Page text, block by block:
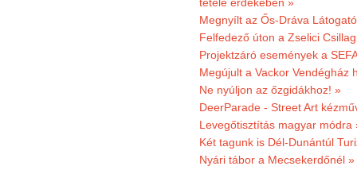
Megnyílt az Ős-Dráva
Felfedező úton a Zselici
Projektzáró események a
Megújult a Vackor Vendégház
Ne nyúljon az őzgidákhoz! »
DeerParade - Street Art
Levegőtisztítás magyar módra
Két tagunk is Dél-Dunántúl
Nyári tábor a Mecsekerdőnél »